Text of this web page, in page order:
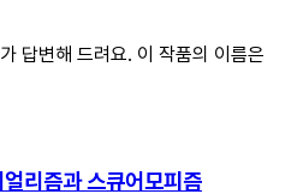
답변해 드려요. 이 작품의 이름은
리즘과 스큐어모피즘